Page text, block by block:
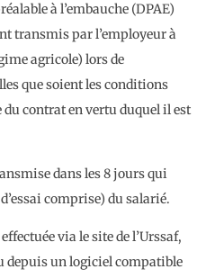
à l’embauche (DPAE)
transmis par l’employeur à
agricole) lors de
que soient les conditions
du contrat en vertu duquel il est
dans les 8 jours qui
comprise) du salarié.
via le site de l’Urssaf,
depuis un logiciel compatible